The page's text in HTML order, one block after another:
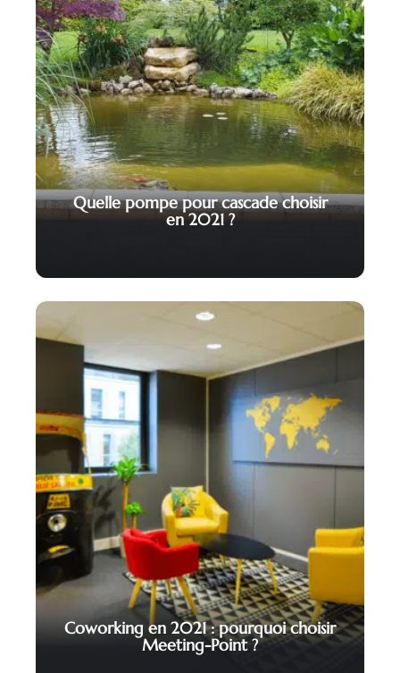
Quelle pompe pour cascade choisir
en 2021 ?
Coworking en 2021 : pourquoi choisir
Meeting-Point ?